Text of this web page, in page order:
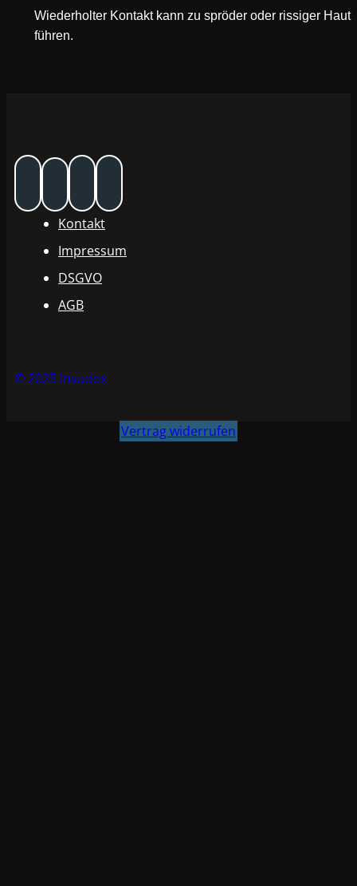
Wiederholter Kontakt kann zu spröder oder rissiger Haut
führen.
Kontakt
Impressum
DSGVO
AGB
© 2025 Invadox
Vertrag widerrufen